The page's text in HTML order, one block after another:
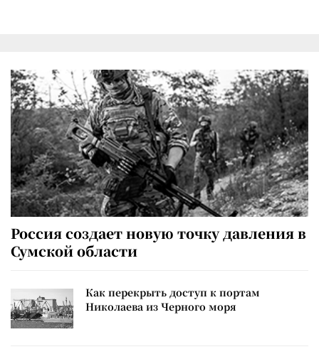
Россия создает новую точку давления в
Сумской области
Как перекрыть доступ к портам
Николаева из Черного моря